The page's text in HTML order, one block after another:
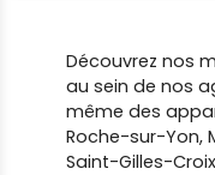
Découvrez nos
au sein de nos
même des
Roche-sur-Yon,
Saint-Gilles-